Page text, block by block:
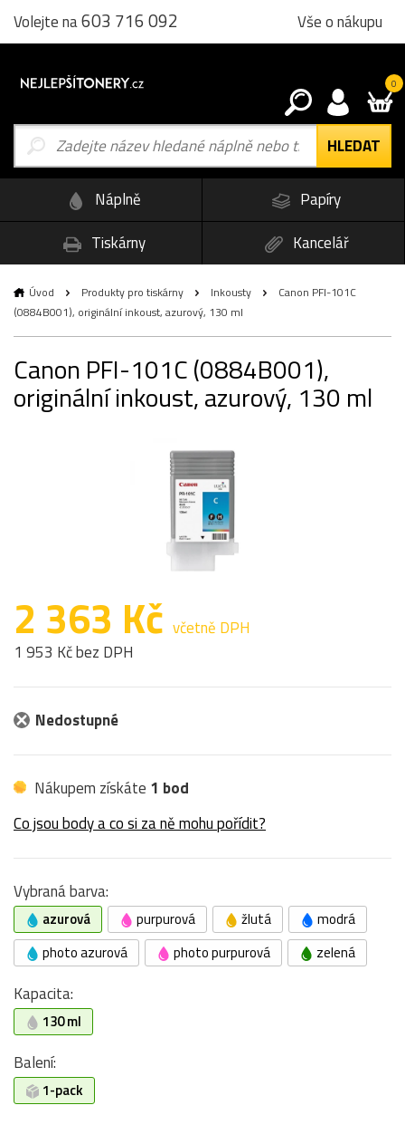
Volejte na603 716 092 Vše o nákupu
0
Náplně
Papíry
Tiskárny
Kancelář
Úvod Produkty pro tiskárny Inkousty
Canon PFI-101C
(0884B001), originální inkoust, azurový, 130 ml
Canon PFI-101C (0884B001),
originální inkoust, azurový, 130 ml
2 363 Kč včetně DPH
1 953 Kč bez DPH
Nedostupné
Nákupem získáte 1 bod
Co jsou body a co si za ně mohu pořídit?
Vybraná barva:
azurová purpurová žlutá
modrá
photo azurová
photo purpurová zelená
Kapacita:
130 ml
Balení:
1-pack